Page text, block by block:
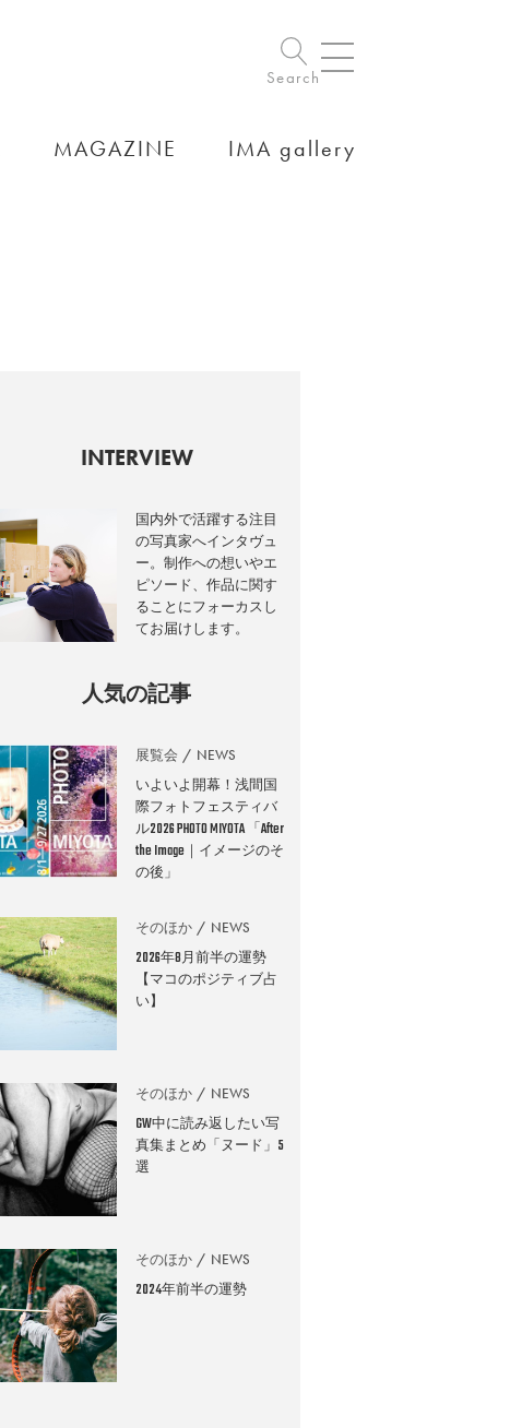
Search
MAGAZINE IMA gallery
INTERVIEW
国内外で活躍する注目
の写真家へインタヴュ
ー。制作への想いやエ
ピソード、作品に関す
ることにフォーカスし
てお届けします。
人気の記事
展覧会 NEWS
いよいよ開幕！浅間国
際フォトフェスティバ
ル2026 PHOTO MIYOTA 「After
the Image｜イメージのそ
の後」
そのほか NEWS
2026年8月前半の運勢
【マコのポジティブ占
い】
そのほか NEWS
GW中に読み返したい写
真集まとめ「ヌード」5
選
そのほか NEWS
2024年前半の運勢